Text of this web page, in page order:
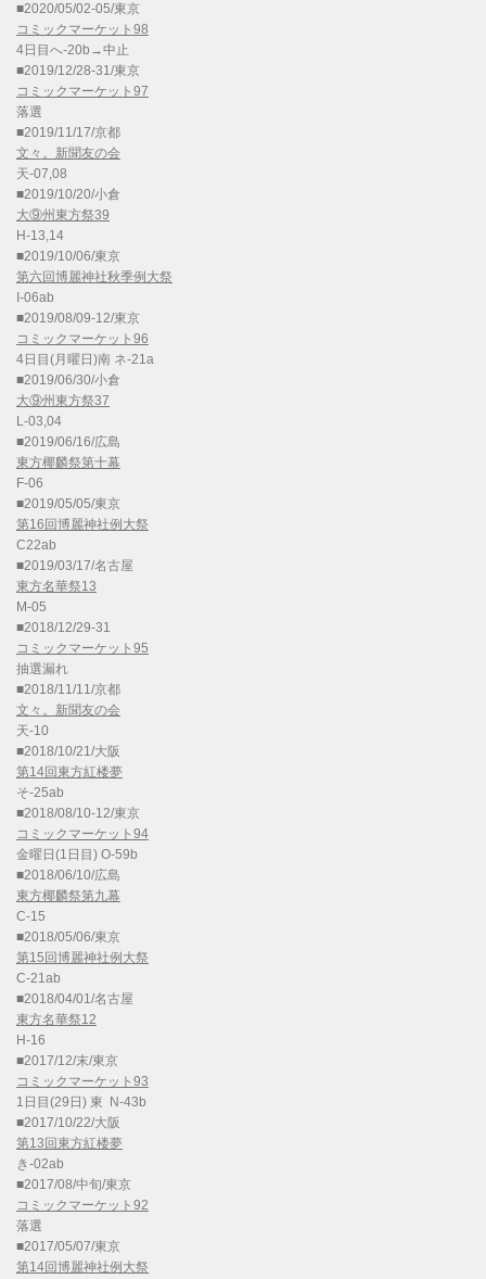
■2020/05/02-05/東京
コミックマーケット98
4日目へ-20b→中止
■2019/12/28-31/東京
コミックマーケット97
落選
■2019/11/17/京都
文々。新聞友の会
天-07,08
■2019/10/20/小倉
大⑨州東方祭39
H-13,14
■2019/10/06/東京
第六回博麗神社秋季例大祭
I-06ab
■2019/08/09-12/東京
コミックマーケット96
4日目(月曜日)南 ネ-21a
■2019/06/30/小倉
大⑨州東方祭37
L-03,04
■2019/06/16/広島
東方椰麟祭第十幕
F-06
■2019/05/05/東京
第16回博麗神社例大祭
C22ab
■2019/03/17/名古屋
東方名華祭13
M-05
■2018/12/29-31
コミックマーケット95
抽選漏れ
■2018/11/11/京都
文々。新聞友の会
天-10
■2018/10/21/大阪
第14回東方紅楼夢
そ-25ab
■2018/08/10-12/東京
コミックマーケット94
金曜日(1日目) O-59b
■2018/06/10/広島
東方椰麟祭第九幕
C-15
■2018/05/06/東京
第15回博麗神社例大祭
C-21ab
■2018/04/01/名古屋
東方名華祭12
H-16
■2017/12/末/東京
コミックマーケット93
1日目(29日) 東 N-43b
■2017/10/22/大阪
第13回東方紅楼夢
き-02ab
■2017/08/中旬/東京
コミックマーケット92
落選
■2017/05/07/東京
第14回博麗神社例大祭